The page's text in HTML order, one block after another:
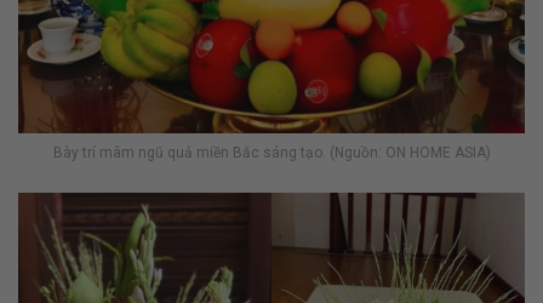
Bày trí mâm ngũ quả miền Bắc sáng tạo. (Nguồn: ON HOME ASIA)